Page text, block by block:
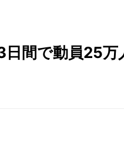
間で動員25万